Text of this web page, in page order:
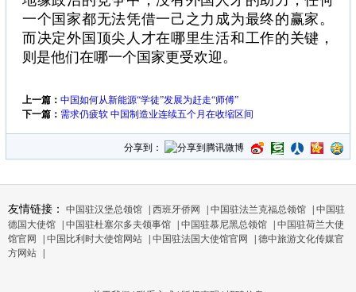
一个国家都无法凭借一己之力成为最终的赢家。
而决定外国顶尖人才在哪里生活和工作的关键，
则是他们在哪一个国家更受欢迎。
上一篇： 中国如何从新能源“学徒”发展为赶走“师傅”
下一篇： 需求仍疲软 中国制造业连续五个月在收缩区间
分享到：
友情链接： 中国驻汉堡总领馆 西班牙侨网 中国驻法兰克福总领馆
中国驻
德国大使馆
中国驻杜塞尔多夫领事馆 中国驻慕尼黑总领馆
中国驻荷兰大使
馆官网
中国比利时大使馆网站 中国驻法国大使馆官网
德中旅游文化传媒官
方网站